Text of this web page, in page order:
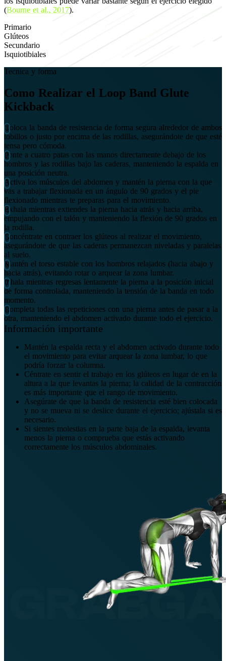
(Bourne et al., 2017).
Primario
Glúteos
Secundario
Isquiotibiales
Tecnica y forma
Como Realizar el Loop Band Glute
Kickback
Coloca la banda de resistencia de forma segura alrededor de ambos
tobillos o justo por encima de las rodillas, asegurándote de que esté
tensa pero cómoda.
Ponte a cuatro patas con las manos directamente debajo de los
hombros y las rodillas bajo las caderas, manteniendo la espalda en
una posición neutra.
Activa los músculos del abdomen y mantén la pierna con la que
vas a trabajar flexionada en un ángulo de 90 grados y el pie
flexionado mientras te preparas para el movimiento.
Exhala mientras extiendes la pierna hacia atrás y hacia arriba,
empujando con el talón y manteniendo la flexión de 90 grados en
la rodilla.
Concéntrate en contraer los glúteos al realizar el movimiento,
asegurándote de que las caderas permanezcan niveladas y paralelas
al suelo.
Mantén el torso estable con los hombros relajados (hacia abajo y
hacia atrás), evitando rotar o arquear la zona lumbar.
Inhala mientras regresas lentamente la pierna a la posición inicial
de forma controlada, manteniendo la tensión de la banda en todo
momento.
Completa todas las repeticiones con una pierna antes de pasar a la
otra, manteniendo el abdomen activado durante todo el ejercicio.
Información importante
Mantén la espalda recta y el abdomen activado durante todo
el movimiento para evitar arquear la zona lumbar, lo que
podría forzar la columna.
Céntrate en sentir el trabajo en los glúteos en lugar de en la
altura a la que levantas la pierna; la calidad de la contracción
es más importante que el rango de movimiento.
Asegúrate de que la banda de resistencia esté bien colocada
y no se mueva ni se deslice durante el ejercicio; ajústala si es
necesario.
Si sientes molestias en la parte baja de la espalda, levanta
menos la pierna o comprueba que estás activando
correctamente los músculos abdominales.